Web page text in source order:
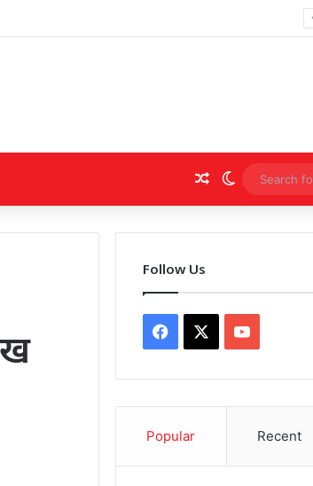
प्रकोप की विस्तृत समीक्षा की
Random Article
Switch skin
Follow Us
Facebook YouTube
Popular Recent